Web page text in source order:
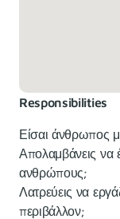
Responsibilities
Είσαι άνθρωπος
Απολαμβάνεις να
ανθρώπους;
Λατρεύεις να
περιβάλλον;